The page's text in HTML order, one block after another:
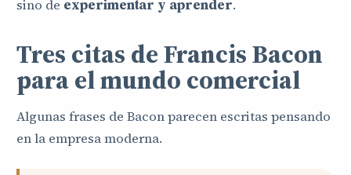
sino de experimentar y aprender.
Tres citas de Francis Bacon
para el mundo comercial
Algunas frases de Bacon parecen escritas pensando
en la empresa moderna.